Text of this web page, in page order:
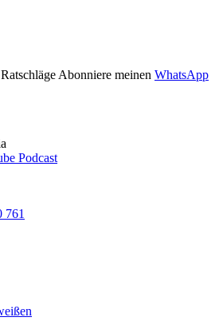
Abonniere meinen WhatsApp
Podcast
761